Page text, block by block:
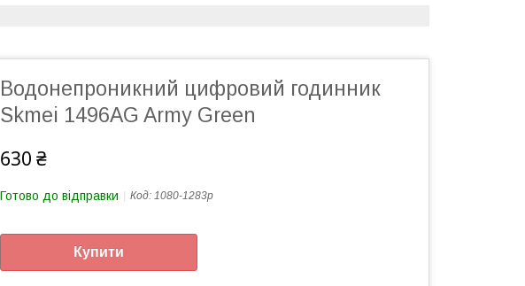
Водонепроникний цифровий годинник
Skmei 1496AG Army Green
630 ₴
Готово до відправки Код: 1080-1283р
Купити